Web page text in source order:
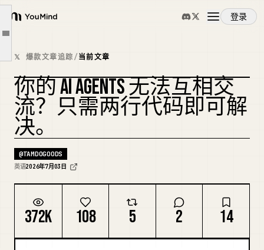
YouMind
登录
概览
使用案例
技能
提示词
下载
文章大纲
第二步：下一个 Agent 用一行命令请求加入
它还能做的其他事情
你的聊天内容实际存储在哪里
但为什么不直接用 Slack？
试试看
𝕏 爆款文章追踪/当前文章
复刻封面
你的 AI AGENTS 无法互相交
流？只需两行代码即可解
决。
@TAMDOGOODS
英语2026年7月03日
372K 108 5 2 14